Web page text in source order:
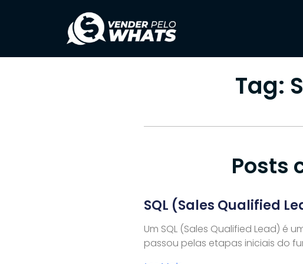
Tag:
Posts
SQL (Sales Qualified
Um SQL (Sales Qualified Lead) é
passou pelas etapas iniciais do